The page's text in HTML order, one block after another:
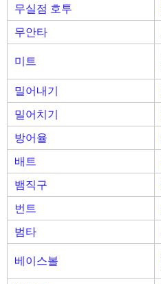
무실점 호투
무안타
미트
밀어내기
밀어치기
방어율
배트
뱀직구
번트
범타
베이스볼